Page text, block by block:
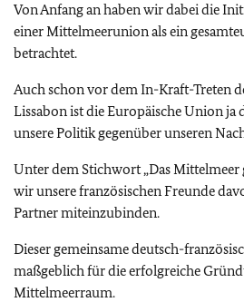
Von Anfang an haben wir dabei die
einer Mittelmeerunion als ein
betrachtet.
Auch schon vor dem In-Kraft-Treten
Lissabon ist die Europäische Union ja
unsere Politik gegenüber unseren
Unter dem Stichwort „Das Mittelmeer
wir unsere französischen Freunde
Partner miteinzubinden.
Dieser gemeinsame deutsch-
maßgeblich für die erfolgreiche
Mittelmeerraum.